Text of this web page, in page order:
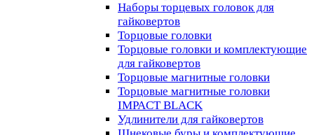
Наборы торцевых головок для
гайковертов
Торцовые головки
Торцовые головки и комплектующие
для гайковертов
Торцовые магнитные головки
Торцовые магнитные головки
IMPACT BLACK
Удлинители для гайковертов